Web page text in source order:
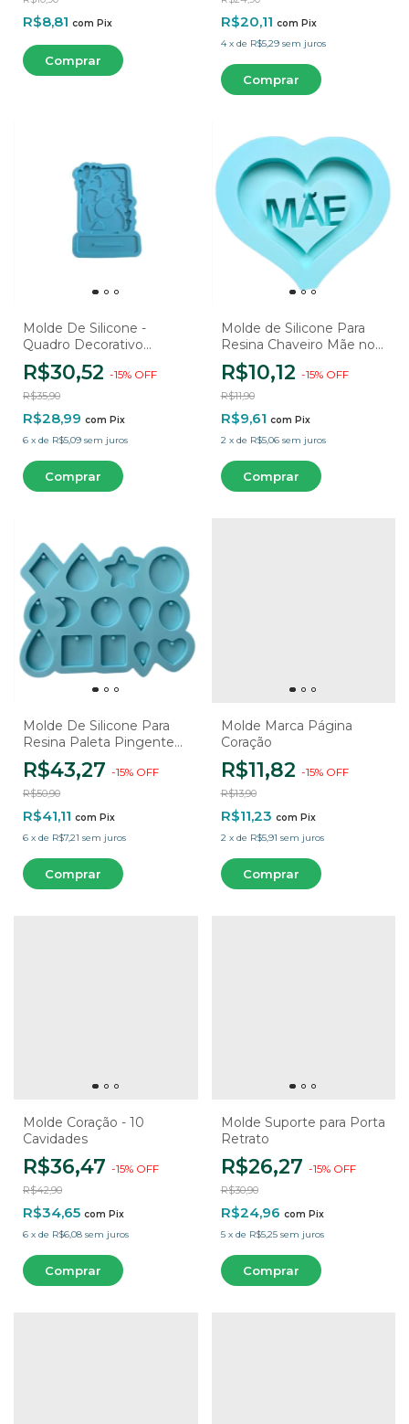
R$8,81 com Pix R$20,11 com Pix
4 x de R$5,29 sem juros
Molde De Silicone -
Quadro Decorativo
Família - Gestante
R$30,52 -15% OFF
R$35,90
R$28,99 com Pix
6 x de R$5,09 sem juros
Molde de Silicone Para
Resina Chaveiro Mãe no
Coração - 1 Cavidade
R$10,12 -15% OFF
R$11,90
R$9,61 com Pix
2 x de R$5,06 sem juros
Molde De Silicone Para
Resina Paleta Pingentes
Diversos - 14 Cavidades
R$43,27 -15% OFF
R$50,90
R$41,11 com Pix
6 x de R$7,21 sem juros
Molde Marca Página
Coração
R$11,82 -15% OFF
R$13,90
R$11,23 com Pix
2 x de R$5,91 sem juros
Molde Coração - 10
Cavidades
R$36,47 -15% OFF
R$42,90
R$34,65 com Pix
6 x de R$6,08 sem juros
Molde Suporte para Porta
Retrato
R$26,27 -15% OFF
R$30,90
R$24,96 com Pix
5 x de R$5,25 sem juros